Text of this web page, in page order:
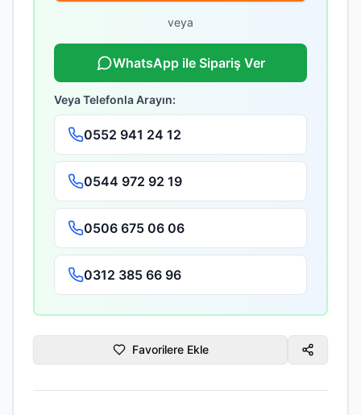
veya
WhatsApp ile Sipariş Ver
Veya Telefonla Arayın:
0552 941 24 12
0544 972 92 19
0506 675 06 06
0312 385 66 96
Favorilere Ekle